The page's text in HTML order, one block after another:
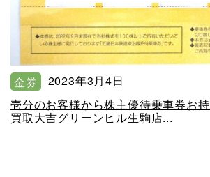
金券
2023年3月4日
壱分のお客様から株主優待乗車券お持
買取大吉グリーンヒル生駒店...